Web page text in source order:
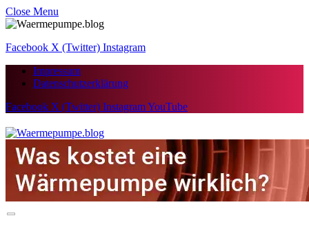
Close Menu
Facebook X (Twitter) Instagram
Impressum
Datenschutzerklärung
Facebook X (Twitter) InstagramYouTube